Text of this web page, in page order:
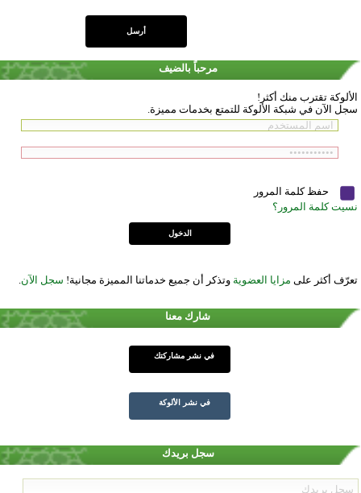
مرحباً بالضيف
الألوكة تقترب منك أكثر!
سجل الآن في شبكة الألوكة للتمتع بخدمات مميزة.
حفظ كلمة المرور
نسيت كلمة المرور؟
تعرّف أكثر على مزايا العضوية وتذكر أن جميع خدماتنا المميزة مجانية! سجل الآن
شارك معنا
في نشر مشاركتك
في نشر الألوكة
سجل بريدك